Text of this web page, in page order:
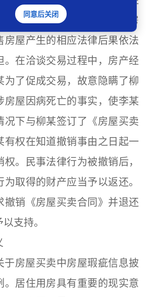
受柳某委托代为出售案涉房
房屋产生的相应法律后果依法
。在洽谈交易过程中，房产经
为了促成交易，故意隐瞒了柳
房屋因病死亡的事实，使李某
况下与柳某签订了《房屋买卖
有权在知道撤销事由之日起一
。民事法律行为被撤销后，
取得的财产应当予以返还。
撤销《房屋买卖合同》并退还
支持。
房屋买卖中房屋瑕疵信息披
。居住用房具有重要的现实意
同意后关闭